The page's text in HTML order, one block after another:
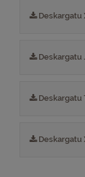
Deskargatu
Deskargatu
Deskargatu
Deskargatu